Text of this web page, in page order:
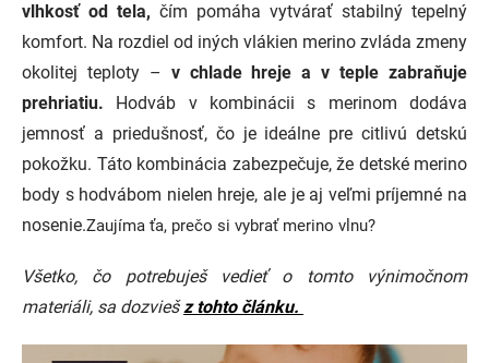
vlhkosť od tela, čím pomáha vytvárať stabilný tepelný
komfort. Na rozdiel od iných vlákien merino zvláda zmeny
okolitej teploty – v chlade hreje a v teple zabraňuje
prehriatiu. Hodváb v kombinácii s merinom dodáva
jemnosť a priedušnosť, čo je ideálne pre citlivú detskú
pokožku. Táto kombinácia zabezpečuje, že detské merino
body s hodvábom nielen hreje, ale je aj veľmi príjemné na
nosenie.Zaujíma ťa, prečo si vybrať merino vlnu?
Všetko, čo potrebuješ vedieť o tomto výnimočnom
materiáli, sa dozviešz tohto článku.